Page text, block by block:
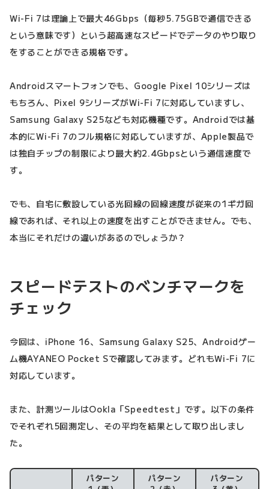
Wi-Fi 7は理論上で最大46Gbps（毎秒5.75GBで通信できる
という意味です）という超高速なスピードでデータのやり取り
をすることができる規格です。
Androidスマートフォンでも、Google Pixel 10シリーズは
もちろん、Pixel 9シリーズがWi-Fi 7に対応していますし、
Samsung Galaxy S25なども対応機種です。Androidでは基
本的にWi-Fi 7のフル規格に対応していますが、Apple製品で
は独自チップの制限により最大約2.4Gbpsという通信速度で
す。
でも、自宅に敷設している光回線の回線速度が従来の1ギガ回
線であれば、それ以上の速度を出すことができません。でも、
本当にそれだけの違いがあるのでしょうか？
スピードテストのベンチマークを
チェック
今回は、iPhone 16、Samsung Galaxy S25、Androidゲー
ム機AYANEO Pocket Sで確認してみます。どれもWi-Fi 7に
対応しています。
また、計測ツールはOokla「Speedtest」です。以下の条件
でそれぞれ5回測定し、その平均を結果として取り出しまし
た。
パターン
パターン
パターン